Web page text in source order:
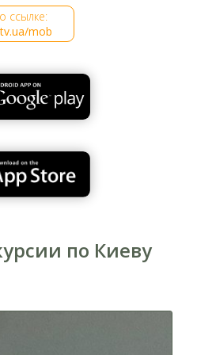
берега. Согласно
символизирует Мир,
держит в вытянутой вверх
подмышкой.
стали известный
Георгий Фукс,
Станислав Крушинский,
инженеров и скульпторов.
ссылке:
mob
по Киеву